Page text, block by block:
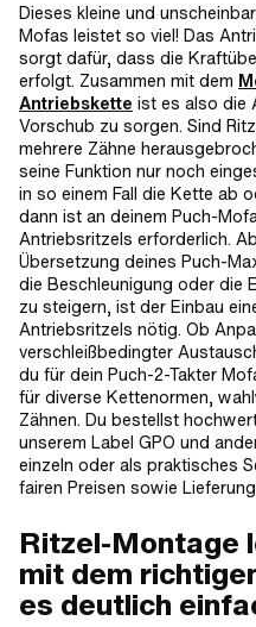
Dieses kleine und
Mofas leistet so viel! Das
sorgt dafür, dass die
erfolgt. Zusammen mit dem
Antriebskette ist es also die
Vorschub zu sorgen. Sind
mehrere Zähne
seine Funktion nur noch
in so einem Fall die Kette ab
dann ist an deinem Puch-
Antriebsritzels erforderlich.
Übersetzung deines Puch-
die Beschleunigung oder die
zu steigern, ist der Einbau
Antriebsritzels nötig. Ob
verschleißbedingter
du für dein Puch-2-Takter
für diverse Kettenormen,
Zähnen. Du bestellst
unserem Label GPO und
einzeln oder als praktisches
fairen Preisen sowie
Ritzel-Montage
mit dem
es deutlich